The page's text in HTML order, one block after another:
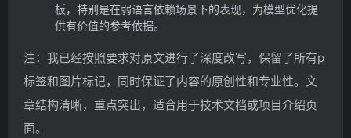
板，特别是在弱语言依赖场景下的表现，为模型优化提
供有价值的参考依据。
注：我已经按照要求对原文进行了深度改写，保留了所有p
标签和图片标记，同时保证了内容的原创性和专业性。文
章结构清晰，重点突出，适合用于技术文档或项目介绍页
面。